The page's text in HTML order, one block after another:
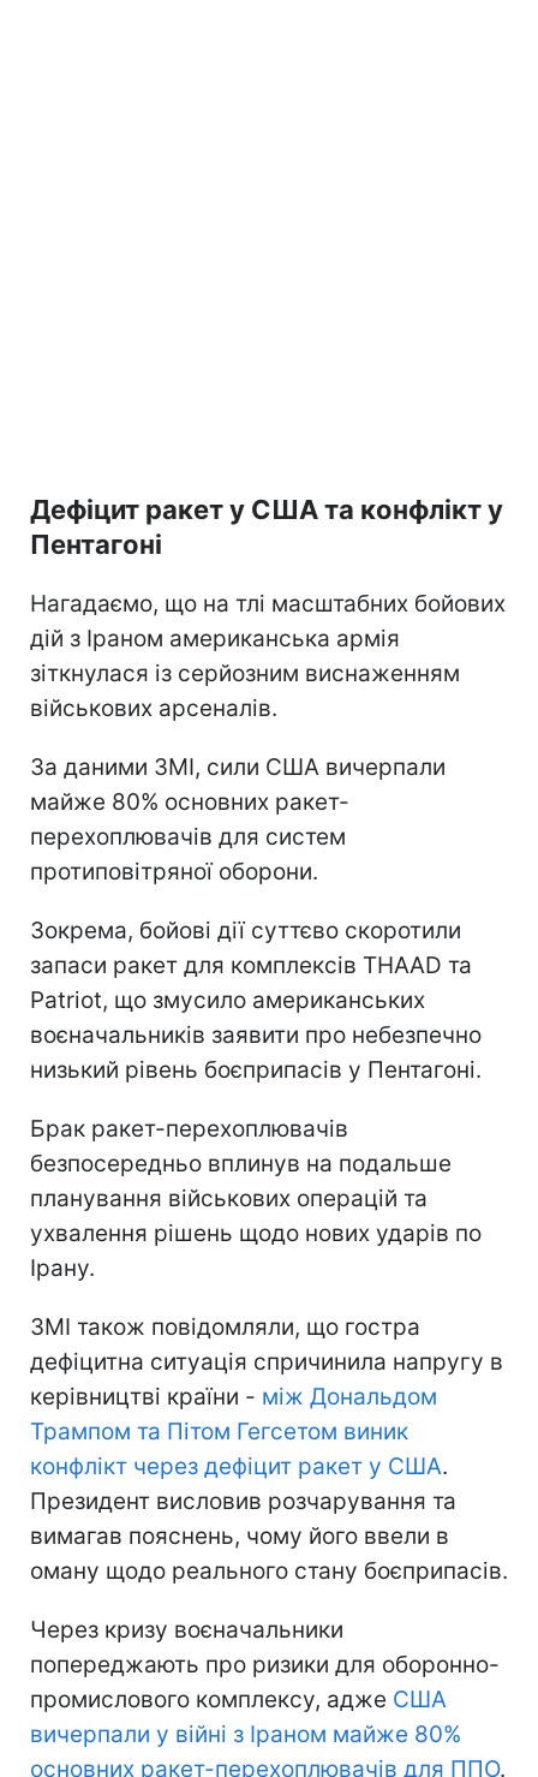
Дефіцит ракет у США та конфлікт у
Пентагоні
Нагадаємо, що на тлі масштабних бойових
дій з Іраном американська армія
зіткнулася із серйозним виснаженням
військових арсеналів.
За даними ЗМІ, сили США вичерпали
майже 80% основних ракет-
перехоплювачів для систем
протиповітряної оборони.
Зокрема, бойові дії суттєво скоротили
запаси ракет для комплексів THAAD та
Patriot, що змусило американських
воєначальників заявити про небезпечно
низький рівень боєприпасів у Пентагоні.
Брак ракет-перехоплювачів
безпосередньо вплинув на подальше
планування військових операцій та
ухвалення рішень щодо нових ударів по
Ірану.
ЗМІ також повідомляли, що гостра
дефіцитна ситуація спричинила напругу в
керівництві країни - між Дональдом
Трампом та Пітом Гегсетом виник
конфлікт через дефіцит ракет у США.
Президент висловив розчарування та
вимагав пояснень, чому його ввели в
оману щодо реального стану боєприпасів.
Через кризу воєначальники
попереджають про ризики для оборонно-
промислового комплексу, адже США
вичерпали у війні з Іраном майже 80%
основних ракет-перехоплювачів для ППО.